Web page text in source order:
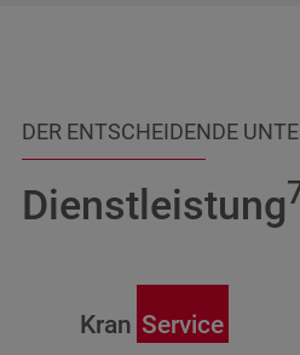
DER ENTSCHEIDENDE
Dienstleistung
Kran Service